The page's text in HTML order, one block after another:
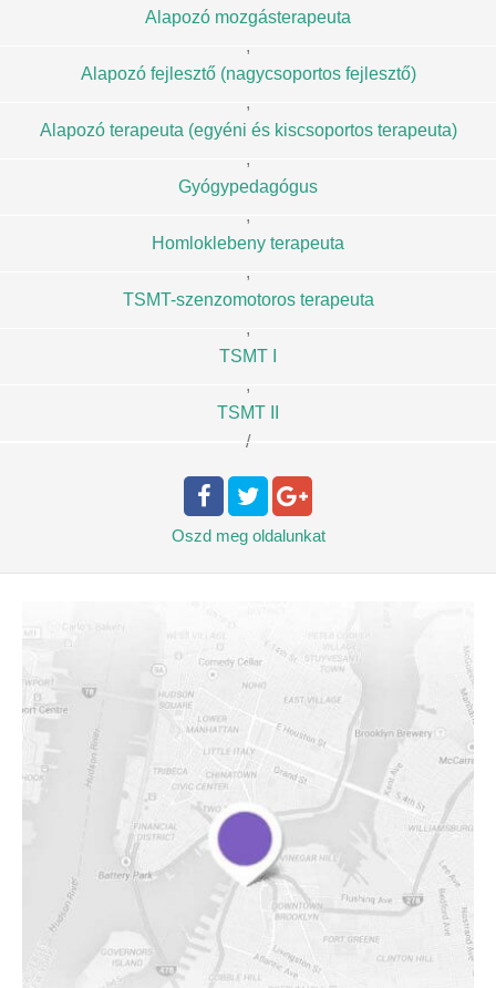
Alapozó mozgásterapeuta
,
Alapozó fejlesztő (nagycsoportos fejlesztő)
,
Alapozó terapeuta (egyéni és kiscsoportos terapeuta)
,
Gyógypedagógus
,
Homloklebeny terapeuta
,
TSMT-szenzomotoros terapeuta
,
TSMT I
,
TSMT II
/
Oszd meg oldalunkat